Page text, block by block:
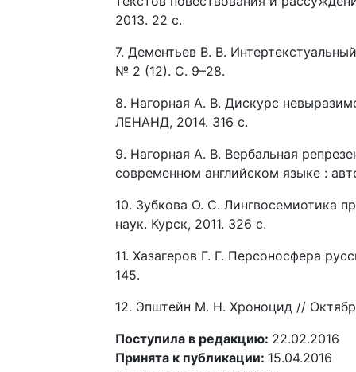
2013. 22 с.
7. Дементьев В. В.
№ 2 (12). С. 9–28.
8. Нагорная А. В. Дискурс
ЛЕНАНД, 2014. 316 с.
9. Нагорная А. В. Вербальная
современном английском языке :
10. Зубкова О. С. Лингвосемиотика
наук. Курск, 2011. 326 c.
11. Хазагеров Г. Г. Персоносфера
145.
12. Эпштейн М. Н. Хроноцид //
Поступила в редакцию: 22.02.2016
Принята к публикации: 15.04.2016